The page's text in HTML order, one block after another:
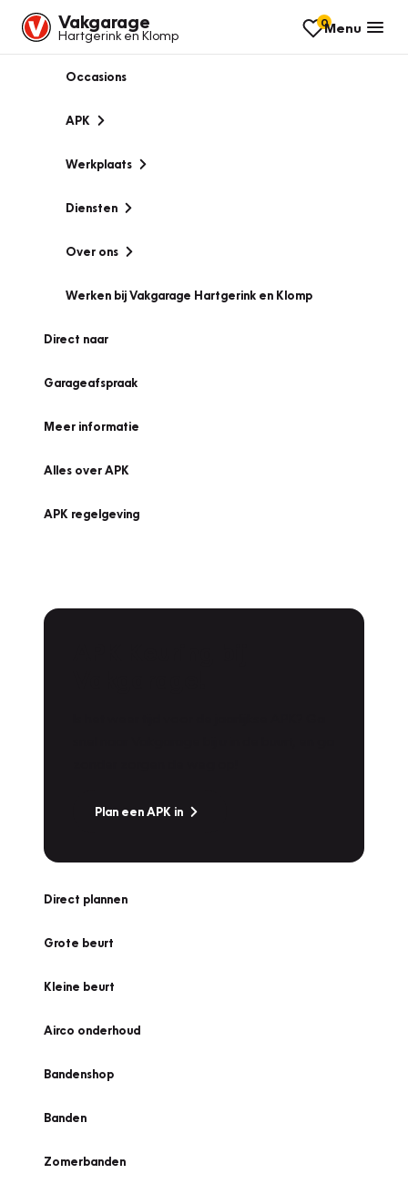
Vakgarage
Hartgerink en Klomp
0Menu
Occasions
APK
Werkplaats
Diensten
Over ons
Werken bij Vakgarage Hartgerink en Klomp
Direct naar
Garageafspraak
Meer informatie
Alles over APK
APK regelgeving
Plan een APK in
Direct plannen
Grote beurt
Kleine beurt
Airco onderhoud
Bandenshop
Banden
Zomerbanden